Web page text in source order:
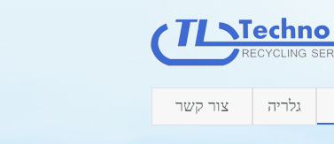
גלריה צור קשר